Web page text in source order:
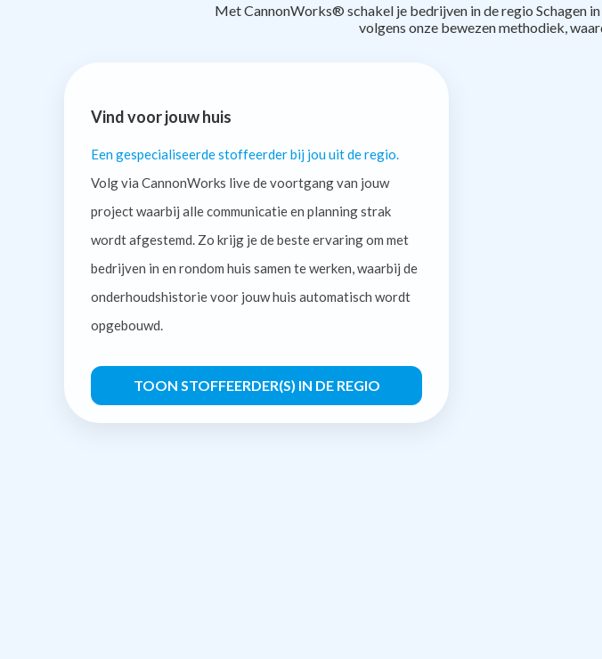
Met CannonWorks® schakel je bedrijven in de regio Schagen
volgens onze bewezen methodiek,
Vind voor jouw huis
Een gespecialiseerde stoffeerder bij jou uit de regio.
Volg via CannonWorks live de voortgang van jouw
project waarbij alle communicatie en planning strak
wordt afgestemd. Zo krijg je de beste ervaring om met
bedrijven in en rondom huis samen te werken, waarbij de
onderhoudshistorie voor jouw huis automatisch wordt
opgebouwd.
TOON STOFFEERDER(S) IN DE REGIO